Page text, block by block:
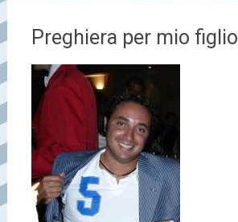
Preghiera per mio figlio